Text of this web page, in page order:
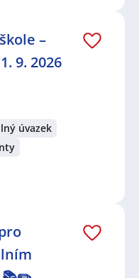
–
9. 2026
úvazek